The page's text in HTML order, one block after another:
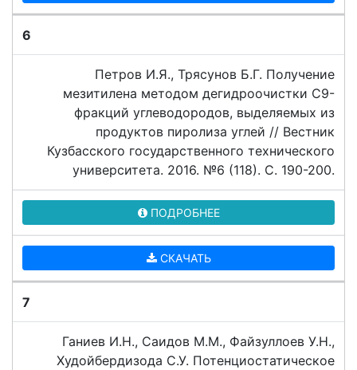
6
Петров И.Я., Трясунов Б.Г. Получение
мезитилена методом дегидроочистки C9-
фракций углеводородов, выделяемых из
продуктов пиролиза углей // Вестник
Кузбасского государственного технического
университета. 2016. №6 (118). C. 190-200.
ПОДРОБНЕЕ
СКАЧАТЬ
7
Ганиев И.Н., Саидов М.М., Файзуллоев У.Н.,
Худойбердизода С.У. Потенциостатическое